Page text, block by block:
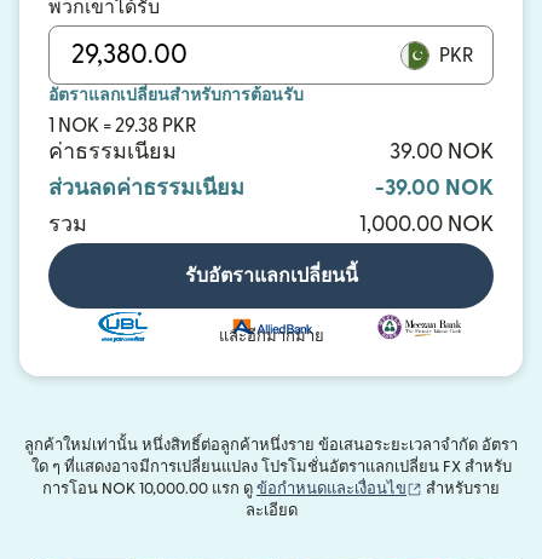
พวกเขาได้รับ
PKR
อัตราแลกเปลี่ยนสำหรับการต้อนรับ
1 NOK = 29.38 PKR
ค่าธรรมเนียม
39.00 NOK
ส่วนลดค่าธรรมเนียม
-39.00 NOK
รวม
1,000.00 NOK
รับอัตราแลกเปลี่ยนนี้
และอีกมากมาย
ลูกค้าใหม่เท่านั้น หนึ่งสิทธิ์ต่อลูกค้าหนึ่งราย ข้อเสนอระยะเวลาจำกัด อัตรา
ใด ๆ ที่แสดงอาจมีการเปลี่ยนแปลง โปรโมชั่นอัตราแลกเปลี่ยน FX สำหรับ
การโอน NOK 10,000.00 แรก ดู ข้อกำหนดและเงื่อนไข (เปิดในหน้าต่างใ
สำหรับราย
ละเอียด